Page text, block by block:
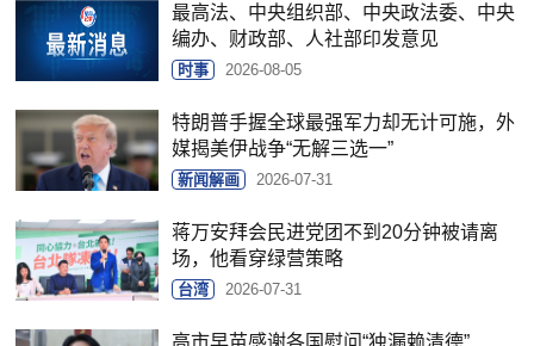
最高法、中央组织部、中央政法委、中央
编办、财政部、人社部印发意见
时事 2026-08-05
特朗普手握全球最强军力却无计可施，外
媒揭美伊战争“无解三选一”
新闻解画 2026-07-31
蒋万安拜会民进党团不到20分钟被请离
场，他看穿绿营策略
台湾 2026-07-31
高市早苗感谢各国慰问“独漏赖清德”